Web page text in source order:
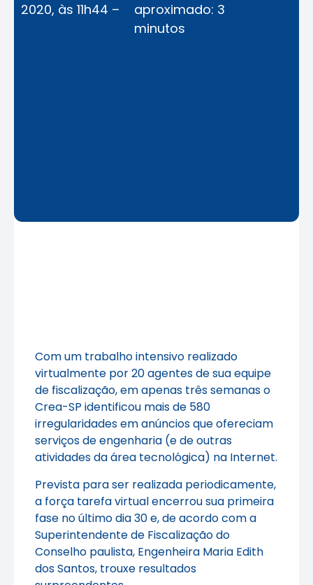
2020, às 11h44 –
aproximado: 3
minutos
Com um trabalho intensivo realizado
virtualmente por 20 agentes de sua equipe
de fiscalização, em apenas três semanas o
Crea-SP identificou mais de 580
irregularidades em anúncios que ofereciam
serviços de engenharia (e de outras
atividades da área tecnológica) na Internet.
Prevista para ser realizada periodicamente,
a força tarefa virtual encerrou sua primeira
fase no último dia 30 e, de acordo com a
Superintendente de Fiscalização do
Conselho paulista, Engenheira Maria Edith
dos Santos, trouxe resultados